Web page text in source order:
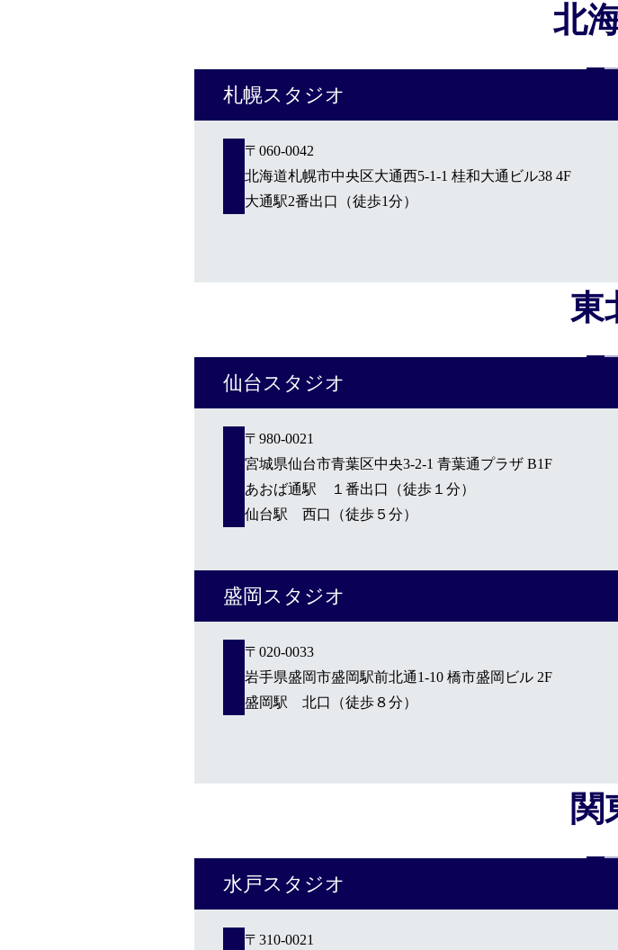
髪の悩みから探す
無料相談・お試し体験
資料請求 WEBカタログ
北
札幌スタジオ
〒060-0042
北海道札幌市中央区大通西5-1-1 桂和大通ビル38 4F
大通駅2番出口（徒歩1分）
東
仙台スタジオ
〒980-0021
宮城県仙台市青葉区中央3-2-1 青葉通プラザ B1F
あおば通駅 １番出口（徒歩１分）
仙台駅 西口（徒歩５分）
盛岡スタジオ
〒020-0033
岩手県盛岡市盛岡駅前北通1-10 橋市盛岡ビル 2F
盛岡駅 北口（徒歩８分）
関
水戸スタジオ
〒310-0021